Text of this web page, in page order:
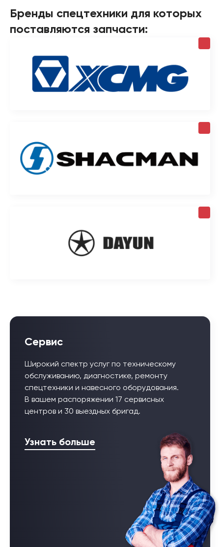
Бренды спецтехники для которых
поставляются запчасти:
Сервис
Широкий спектр услуг по техническому
обслуживанию, диагностике, ремонту
спецтехники и навесного оборудования.
В вашем распоряжении 17 сервисных
центров и 30 выездных бригад.
Узнать больше